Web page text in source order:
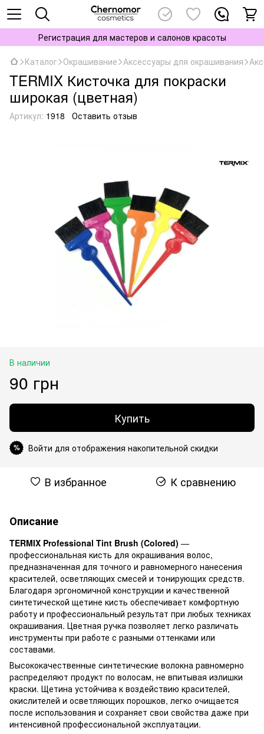
Регистрация для мастеров и салонов красоты
Каталог Окрашивание Аксессуары для окрашивания
TERMIX Кисточка для покраски
широкая (цветная)
Артикул: 1918 Оставить отзыв
В наличии
90 грн
Купить
% Войти для отображения накопительной скидки
В избранное К сравнению
Описание
TERMIX Professional Tint Brush (Colored) —
профессиональная кисть для окрашивания волос,
предназначенная для точного и равномерного нанесения
красителей, осветляющих смесей и тонирующих средств.
Благодаря эргономичной конструкции и качественной
синтетической щетине кисть обеспечивает комфортную
работу и профессиональный результат при любых техниках
окрашивания. Цветная ручка позволяет легко различать
инструменты при работе с разными оттенками или
составами.
Высококачественные синтетические волокна равномерно
распределяют продукт по волосам, не впитывая излишки
краски. Щетина устойчива к воздействию красителей,
окислителей и осветляющих порошков, легко очищается
после использования и сохраняет свои свойства даже при
интенсивной профессиональной эксплуатации.